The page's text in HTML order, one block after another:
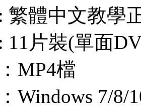
繁體中文教學
11片裝(單面
MP4檔
Windows 7/8/